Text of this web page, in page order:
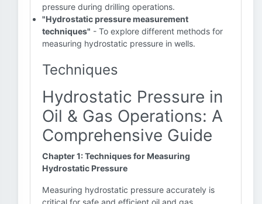
pressure during drilling operations.
"Hydrostatic pressure measurement
techniques" - To explore different methods for
measuring hydrostatic pressure in wells.
Techniques
Hydrostatic Pressure in
Oil & Gas Operations: A
Comprehensive Guide
Chapter 1: Techniques for Measuring
Hydrostatic Pressure
Measuring hydrostatic pressure accurately is
critical for safe and efficient oil and gas